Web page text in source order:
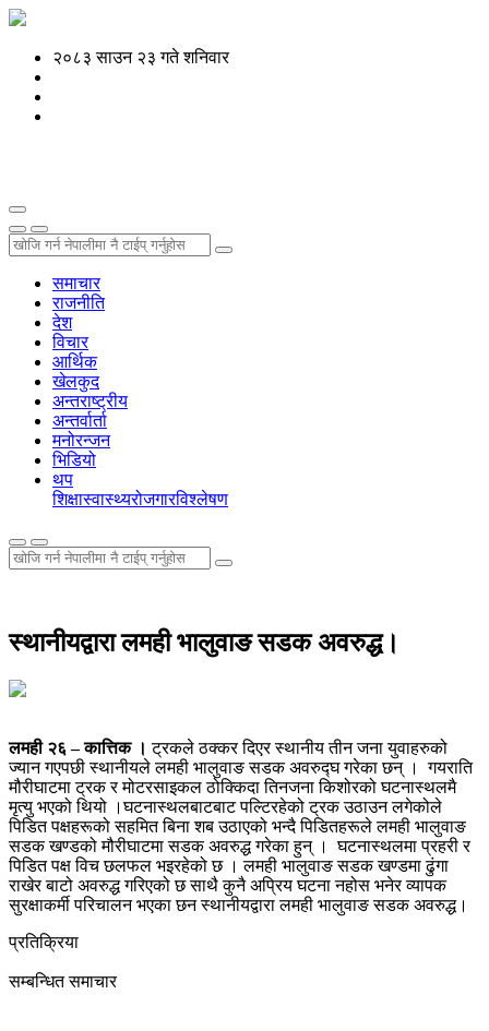
२०८३ साउन २३ गते शनिवार
समाचार
राजनीति
देश
विचार
आर्थिक
खेलकुद
अन्तराष्ट्रीय
अन्तर्वार्ता
मनोरन्जन
भिडियो
थप
शिक्षास्वास्थ्यरोजगारविश्लेषण
स्थानीयद्वारा लमही भालुवाङ सडक अवरुद्ध।
लमही २६ – कात्तिक । ट्रकले ठक्कर दिएर स्थानीय तीन जना युवाहरुको
ज्यान गएपछी स्थानीयले लमही भालुवाङ सडक अवरुद्घ गरेका छन् । गयराति
मौरीघाटमा ट्रक र मोटरसाइकल ठोक्किदा तिनजना किशोरको घटनास्थलमै
मृत्यु भएको थियो ।घटनास्थलबाटबाट पल्टिरहेको ट्रक उठाउन लगेकोले
पिडित पक्षहरूको सहमित बिना शब उठाएको भन्दै पिडितहरूले लमही भालुवाङ
सडक खण्डको मौरीघाटमा सडक अवरुद्ध गरेका हुन् । घटनास्थलमा प्रहरी र
पिडित पक्ष विच छलफल भइरहेको छ । लमही भालुवाङ सडक खण्डमा ढुंगा
राखेर बाटो अवरुद्ध गरिएको छ साथै कुनै अप्रिय घटना नहोस भनेर व्यापक
सुरक्षाकर्मी परिचालन भएका छन स्थानीयद्वारा लमही भालुवाङ सडक अवरुद्ध।
प्रतिक्रिया
सम्बन्धित समाचार